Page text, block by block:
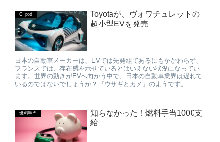
C+pod
Toyotaが、ヴォワチュレットの
超小型EVを発売
日本の自動車メーカーは、EVでは先発組であるにもかかわらず、
フランスでは、存在感を示せているとはいえない状況になってい
ます。世界の動きがEVへ向かう中で、日本の自動車業界は遅れて
いるのではないでしょうか？『ウサギとカメ』のようです。
燃料手当
知らなかった！燃料手当100€支
給